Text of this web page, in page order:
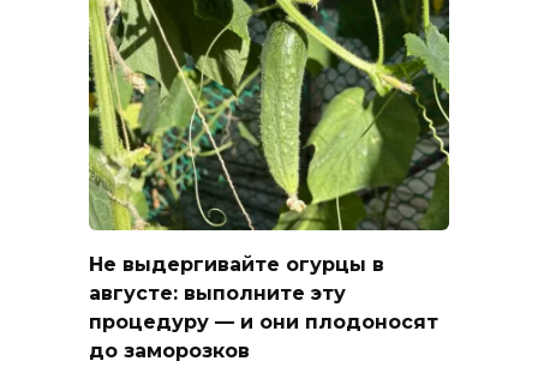
Не выдергивайте огурцы в
августе: выполните эту
процедуру — и они плодоносят
до заморозков